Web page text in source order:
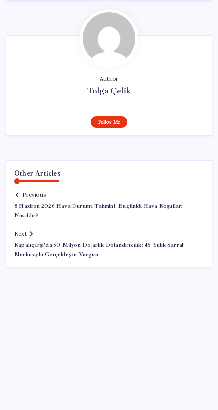
Author
Tolga Çelik
Follow Me
Other Articles
Previous
8 Haziran 2026 Hava Durumu Tahmini: Bugünkü Hava Koşulları
Nasıldır?
Next
Kapalıçarşı’da 50 Milyon Dolarlık Dolandırıcılık: 45 Yıllık Sarraf
Markasıyla Gerçekleşen Vurgun